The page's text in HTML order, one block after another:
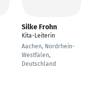
Silke Frohn
Kita-Leiterin
Aachen, Nordrhein-
Westfalen,
Deutschland